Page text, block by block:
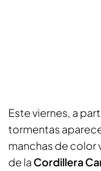
Este viernes, a
tormentas
manchas de color
de la Cordillera